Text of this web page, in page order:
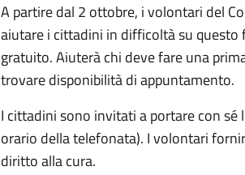
A partire dal 2 ottobre, i volontari del
aiutare i cittadini in difficoltà su questo
gratuito. Aiuterà chi deve fare una
trovare disponibilità di appuntamento.
I cittadini sono invitati a portare con
orario della telefonata). I volontari
diritto alla cura.